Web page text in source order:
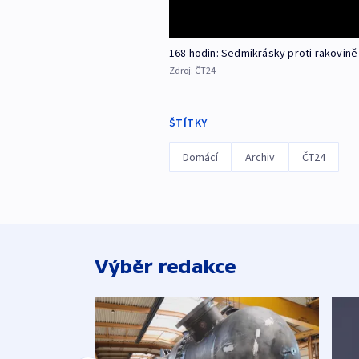
168 hodin: Sedmikrásky proti
Zdroj: ČT24
ŠTÍTKY
Domácí Archiv ČT24
Výběr redakce